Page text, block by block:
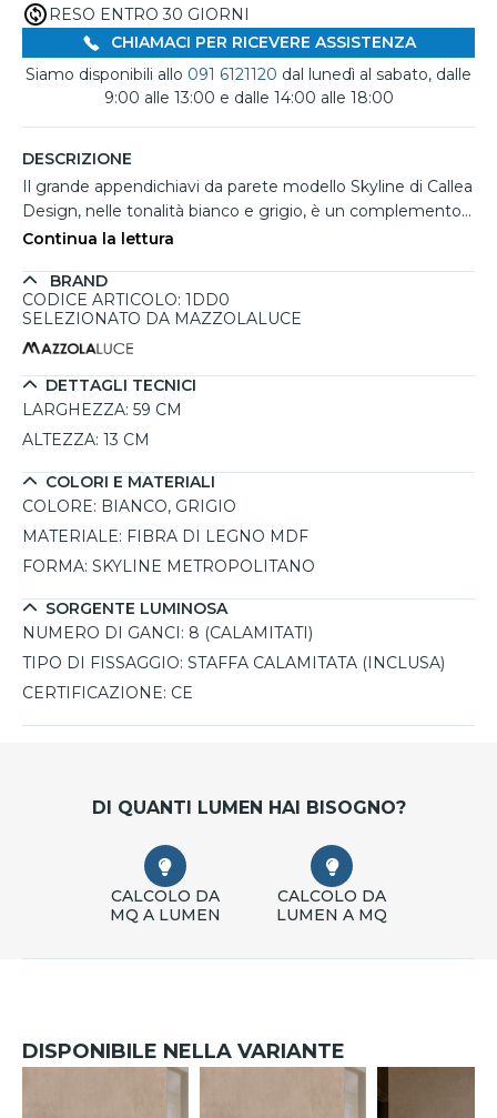
RESO ENTRO 30 GIORNI
CHIAMACI PER RICEVERE ASSISTENZA
Siamo disponibili allo 091 6121120 dal lunedì al sabato, dalle
9:00 alle 13:00 e dalle 14:00 alle 18:00
DESCRIZIONE
Il grande appendichiavi da parete modello Skyline di Callea
Design, nelle tonalità bianco e grigio, è un complemento
d’arredo moderno ed elegante. Realizzato in fibra di legno
design ispirato al profilo urbano dei grattacieli tono su
tono, perfetto per aggiungere un tocco di stile all’ingresso
sicuro supporto per chiavi e piccoli oggetti metallici.
Progettato e realizzato artigianalmente in Italia, è
disponibile in diverse varianti di colore per adattarsi a ogni
tipo di arredamento. L’installazione è semplice e veloce:
quale l’appendichiavi verrà ancorato in modo stabile.
Continua la lettura
BRAND
CODICE ARTICOLO: 1DD0
SELEZIONATO DA MAZZOLALUCE
DETTAGLI TECNICI
LARGHEZZA: 59 CM
ALTEZZA: 13 CM
COLORI E MATERIALI
COLORE: BIANCO, GRIGIO
MATERIALE: FIBRA DI LEGNO MDF
FORMA: SKYLINE METROPOLITANO
SORGENTE LUMINOSA
NUMERO DI GANCI: 8 (CALAMITATI)
TIPO DI FISSAGGIO: STAFFA CALAMITATA (INCLUSA)
CERTIFICAZIONE: CE
DI QUANTI LUMEN HAI BISOGNO?
CALCOLO DA
MQ A LUMEN
CALCOLO DA
LUMEN A MQ
DISPONIBILE NELLA VARIANTE